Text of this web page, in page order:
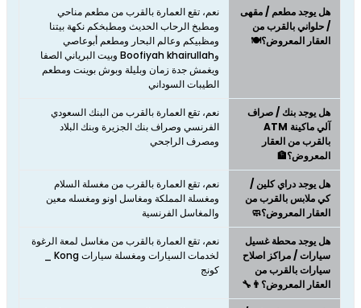
هل يوجد مطعم / مقهى
/ حلواني بالقرب من
العقار المعروض؟🍽️
نعم، ​​​​​​​تقع العمارة بالقرب من مطعم مناحي
ومطبخ الرحاب الحديث ومطبخكم نكهة بيتنا
ومظبيكم وعالم البحار ومطعم أبوعاصي
وBoofiyah khairullah وبيت البرياني الصفا
ويغمش جدة زمان وبليلة وبوش بوينت ومطعم
الطيبات السوداني
هل يوجد بنك / صراف
آلي ماكينة ATM
بالقرب من العقار
المعروض؟🏦
نعم، تقع العمارة بالقرب من البنك السعودي
الفرنسي وصراف بنك الجزيرة وبنك البلاد
ومصرف الراجحي
هل يوجد دراي كلين /
كي ملابس بالقرب من
العقار المعروض؟🧼
نعم، تقع العمارة بالقرب من مغسلة السلام
ومغسلة المملكة ومغاسل اونو ومغسله معين
والمغاسل الفرنسية
هل يوجد محطة غسيل
سيارات / مراكز اصلاح
سيارات بالقرب من
العقار المعروض؟👨‍🔧
نعم، تقع العمارة بالقرب من مغاسل لمعة الرغوة
كونج